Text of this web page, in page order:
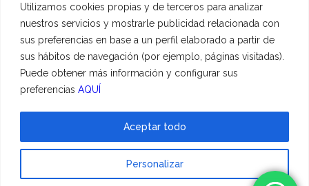
Utilizamos cookies propias y de terceros para analizar
nuestros servicios y mostrarle publicidad relacionada con
sus preferencias en base a un perfil elaborado a partir de
sus hábitos de navegación (por ejemplo, páginas visitadas).
Puede obtener más información y configurar sus
preferencias AQUÍ
Personalizar
Aceptar todo
Métodos de pago
© 2023 Hadescan All rights reserved ·Aviso Legal
Política de cookies| Powered bybinary